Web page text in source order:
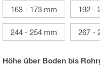
163 - 173 mm 192 -
244 - 254 mm 267 -
Höhe über Boden bis